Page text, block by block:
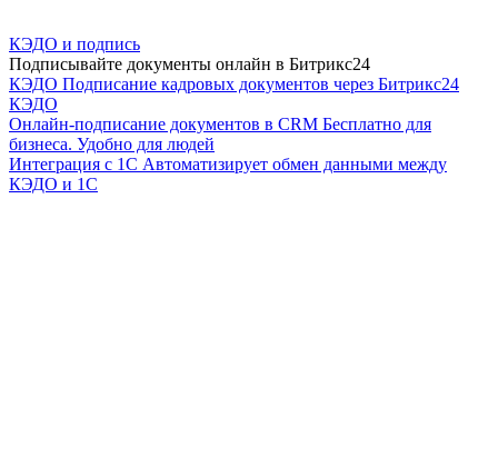
КЭДО и подпись
Подписывайте документы онлайн в Битрикс24
КЭДО Подписание кадровых документов через Битрикс24
КЭДО
Онлайн-подписание документов в CRM Бесплатно для
бизнеса. Удобно для людей
Интеграция с 1С Автоматизирует обмен данными между
КЭДО и 1С